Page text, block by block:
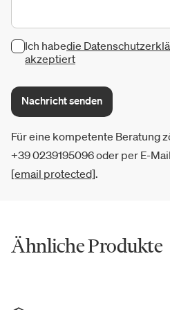
Ich habedie
akzeptiert
Nachricht senden
Für eine kompetente Beratung
+39 0239195096 oder per E-
[email protected].
Ähnliche Produkte